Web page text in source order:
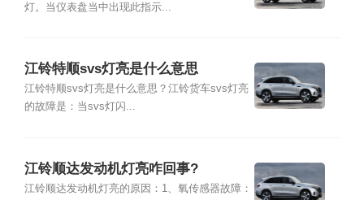
灯。当仪表盘当中出现此指示...
江铃特顺svs灯亮是什么意思
江铃特顺svs灯亮是什么意思？江铃货车svs灯亮
的故障是：当svs灯闪...
江铃顺达发动机灯亮咋回事?
江铃顺达发动机灯亮的原因：1、氧传感器故障：